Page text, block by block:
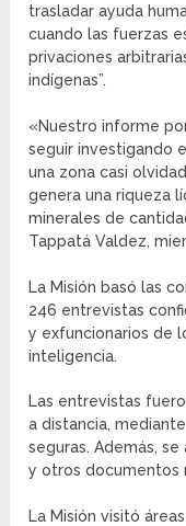
trasladar ayuda
cuando las fuerzas
privaciones
indígenas”.
«Nuestro informe
seguir investigando
una zona casi
genera una riqueza
minerales de
Tappatá Valdez,
La Misión basó las
246 entrevistas
y exfuncionarios de
inteligencia.
Las entrevistas
a distancia,
seguras. Además,
y otros documentos
La Misión visitó